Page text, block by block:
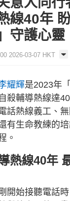
線40年
守護心靈
2026-03-07 HKT
耀輝是2023年
殺輔導熱線達
話熱線義工、
有生命教練的
。
熱線40年
開始接聽電話